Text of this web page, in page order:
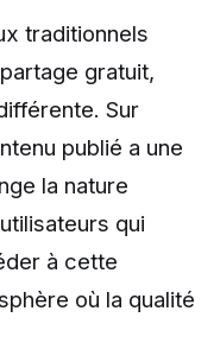
traditionnels
gratuit,
Sur
publié a une
la nature
qui
à cette
où la qualité